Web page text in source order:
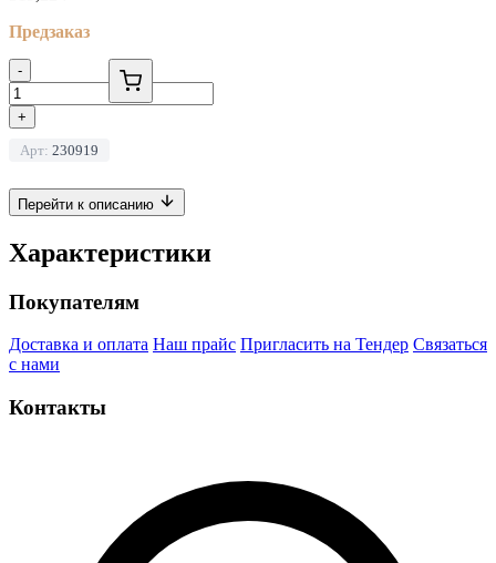
Предзаказ
-
+
Арт: 230919
Перейти к описанию
Характеристики
Покупателям
Доставка и оплата Наш прайс Пригласить на Тендер Связаться
с нами
Контакты